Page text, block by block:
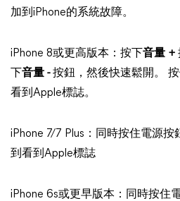
加到iPhone的系統故障。
iPhone 8或更高版本：按下音量 +
下音量 -按鈕，然後快速鬆開。
看到Apple標誌。
iPhone 7/7 Plus：同時按住電源按
到看到Apple標誌
iPhone 6s或更早版本：同時按住